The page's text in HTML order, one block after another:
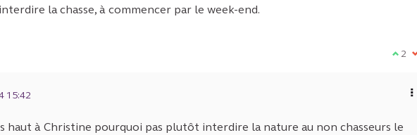
la chasse, à commencer par le week-end.
Je2
15:42
haut à Christine pourquoi pas plutôt interdire la nature au non chasseurs le